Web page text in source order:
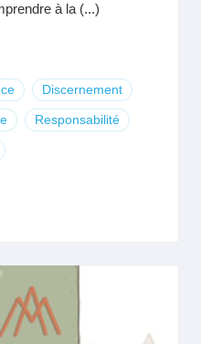
à la (...)
Discernement
Responsabilité